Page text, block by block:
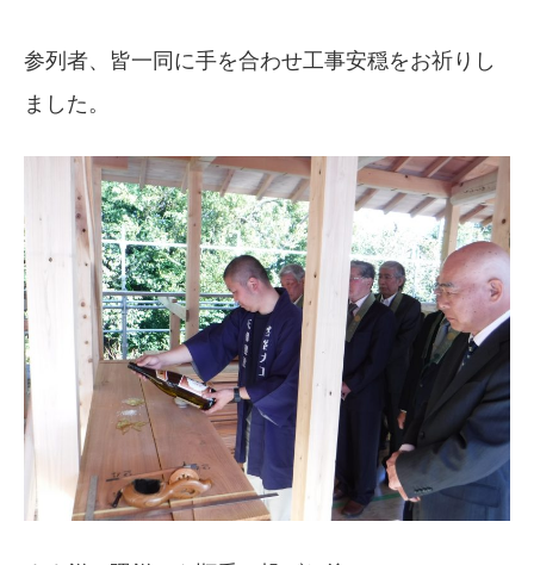
参列者、皆一同に手を合わせ工事安穏をお祈りし
ました。